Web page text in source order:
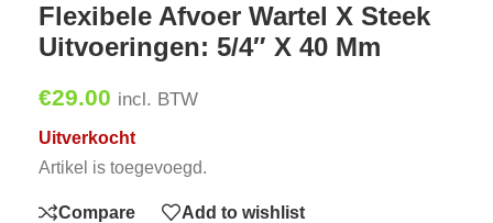
Flexibele Afvoer Wartel X Steek
Uitvoeringen: 5/4″ X 40 Mm
€29.00 incl. BTW
Uitverkocht
Artikel is toegevoegd.
Compare Add to wishlist